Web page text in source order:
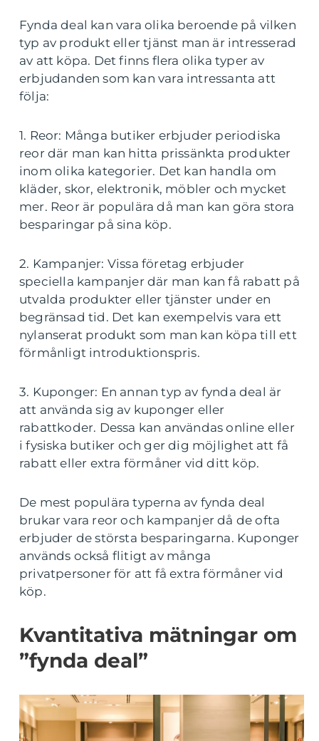
Fynda deal kan vara olika beroende på vilken
typ av produkt eller tjänst man är intresserad
av att köpa. Det finns flera olika typer av
erbjudanden som kan vara intressanta att
följa:
1. Reor: Många butiker erbjuder periodiska
reor där man kan hitta prissänkta produkter
inom olika kategorier. Det kan handla om
kläder, skor, elektronik, möbler och mycket
mer. Reor är populära då man kan göra stora
besparingar på sina köp.
2. Kampanjer: Vissa företag erbjuder
speciella kampanjer där man kan få rabatt på
utvalda produkter eller tjänster under en
begränsad tid. Det kan exempelvis vara ett
nylanserat produkt som man kan köpa till ett
förmånligt introduktionspris.
3. Kuponger: En annan typ av fynda deal är
att använda sig av kuponger eller
rabattkoder. Dessa kan användas online eller
i fysiska butiker och ger dig möjlighet att få
rabatt eller extra förmåner vid ditt köp.
De mest populära typerna av fynda deal
brukar vara reor och kampanjer då de ofta
erbjuder de största besparingarna. Kuponger
används också flitigt av många
privatpersoner för att få extra förmåner vid
köp.
Kvantitativa mätningar om
”fynda deal”